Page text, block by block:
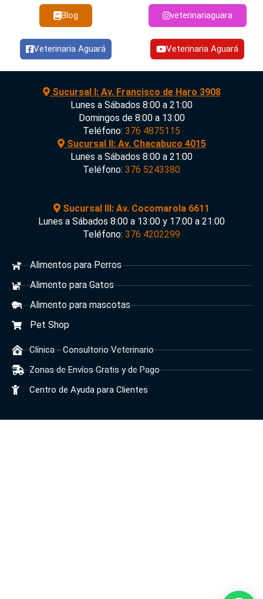
Blog veterinariaguara
Veterinaria Aguará Veterinaria Aguará
Sucursal I: Av. Francisco de Haro 3908
Lunes a Sábados 8:00 a 21:00
Domingos de 8:00 a 13:00
Teléfono: 376 4875115
Sucursal II: Av. Chacabuco 4015
Lunes a Sábados 8:00 a 21:00
Teléfono: 376 5243380
Sucursal III: Av. Cocomarola 6611
Lunes a Sábados 8:00 a 13:00 y 17:00 a 21:00
Teléfono: 376 4202299
Alimentos para Perros
Alimento para Gatos
Alimento para mascotas
Pet Shop
Clínica - Consultorio Veterinario
Zonas de Envíos Gratis y de Pago
Centro de Ayuda para Clientes